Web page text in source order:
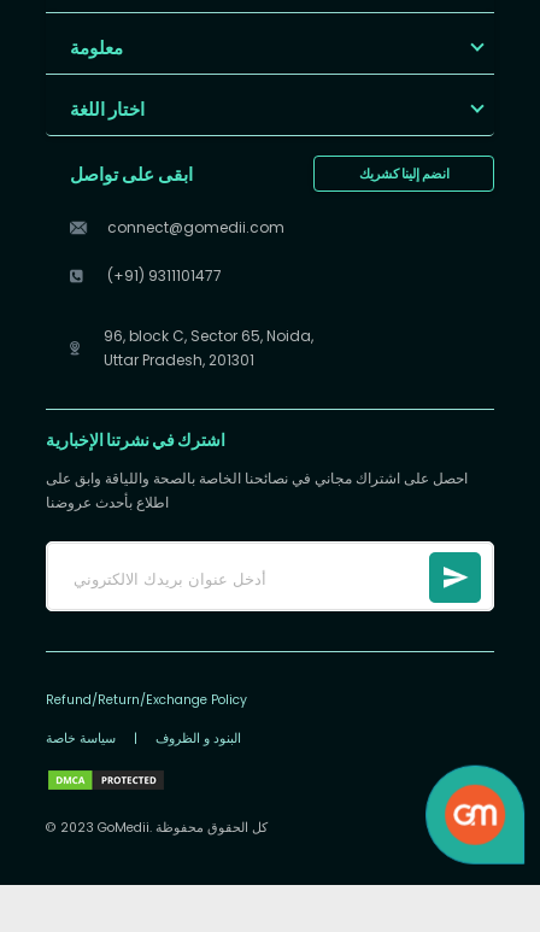
معلومة
اختار اللغة
انضم إلينا كشريك ابقى على تواصل
connect@gomedii.com
(+91) 9311101477
96, block C, Sector 65, Noida,
Uttar Pradesh, 201301
اشترك في نشرتنا الإخبارية
احصل على اشتراك مجاني في نصائحنا الخاصة بالصحة واللياقة وابق على
اطلاع بأحدث عروضنا
Refund/Return/Exchange Policy
سياسة خاصة | البنود و الظروف
© 2023 GoMedii. كل الحقوق محفوظة